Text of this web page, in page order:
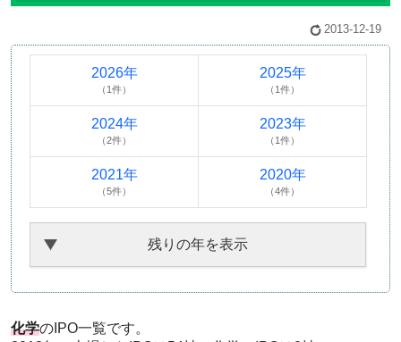
2013-12-19
2026年
（1件）
2025年
（1件）
2024年
（2件）
2023年
（1件）
2021年
（5件）
2020年
（4件）
残りの年を表示
化学のIPO一覧です。